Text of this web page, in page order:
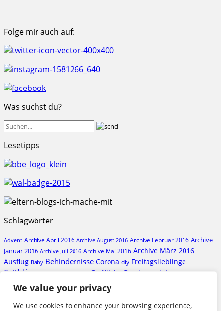
We value your privacy
We use cookies to enhance your browsing experience,
Folge mir auch auf:
Was suchst du?
Lesetipps
Schlagwörter
Advent Archive April 2016 Archive August 2016 Archive Februar 2016 Archive
Januar 2016 Archive Juli 2016 Archive Mai 2016 Archive März 2016
Ausflug Baby Behindernisse Corona diy Freitagslieblinge
Frühling Geburt GefühleGewinnspiel
GlutenfreiHerbstHilfe
Krankheit Kunst Kösel Liebe Natur Pflege Politik